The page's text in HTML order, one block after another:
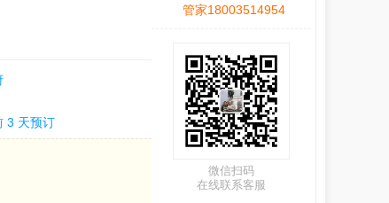
3 天预订
管家18003514954
微信扫码
在线联系客服